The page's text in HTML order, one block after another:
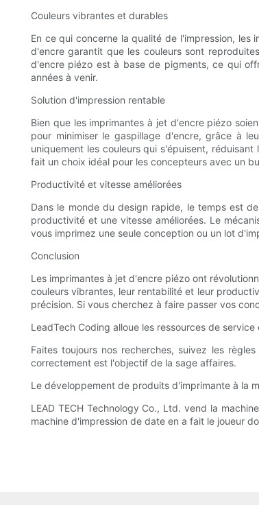
Couleurs vibrantes et durables
En ce qui concerne la qualité de l'impression,
d'encre garantit que les couleurs sont
d'encre piézo est à base de pigments, ce qui
années à venir.
Solution d'impression rentable
Bien que les imprimantes à jet d'encre piézo
pour minimiser le gaspillage d'encre, grâce à
uniquement les couleurs qui s'épuisent,
fait un choix idéal pour les concepteurs avec un
Productivité et vitesse améliorées
Dans le monde du design rapide, le temps est
productivité et une vitesse améliorées. Le
vous imprimez une seule conception ou un lot
Conclusion
Les imprimantes à jet d'encre piézo ont
couleurs vibrantes, leur rentabilité et leur
précision. Si vous cherchez à faire passer vos
LeadTech Coding alloue les ressources de
Faites toujours nos recherches, suivez les
correctement est l'objectif de la sage affaires.
Le développement de produits d'imprimante à la
LEAD TECH Technology Co., Ltd. vend la
machine d'impression de date en a fait le joueur